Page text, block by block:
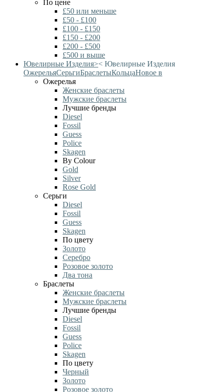
По цене
£50 или меньше
£50 - £100
£100 - £150
£150 - £200
£200 - £500
£500 и выше
Ювелирные Изделия>< Ювелирные Изделия
ОжерельяСерьгиБраслетыКольцаНовое в
Ожерелья
Женские браслеты
Мужские браслеты
Лучшие бренды
Diesel
Fossil
Guess
Police
Skagen
By Colour
Gold
Silver
Rose Gold
Серьги
Diesel
Fossil
Guess
Skagen
По цвету
Золото
Серебро
Розовое золото
Два тона
Браслеты
Женские браслеты
Мужские браслеты
Лучшие бренды
Diesel
Fossil
Guess
Police
Skagen
По цвету
Черный
Золото
Розовое золото